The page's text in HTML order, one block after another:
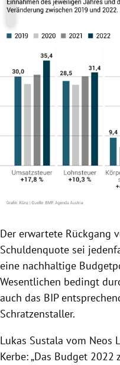
Der erwartete Rückgang
Schuldenquote sei
eine nachhaltige
Wesentlichen bedingt
auch das BIP
Schratzenstaller.
Lukas Sustala vom Neos
Kerbe: „Das Budget